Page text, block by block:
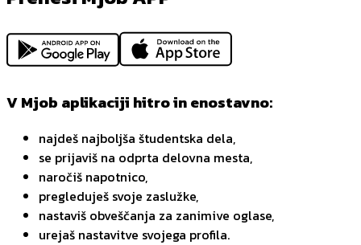
V Mjob aplikaciji hitro in enostavno:
najdeš najboljša študentska dela,
se prijaviš na odprta delovna mesta,
naročiš napotnico,
pregleduješ svoje zaslužke,
nastaviš obveščanja za zanimive oglase,
urejaš nastavitve svojega profila.